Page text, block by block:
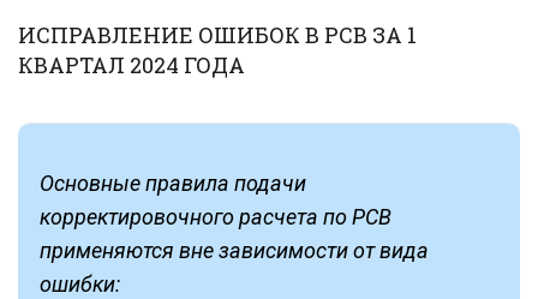
ИСПРАВЛЕНИЕ ОШИБОК В РСВ ЗА 1
КВАРТАЛ 2024 ГОДА
Основные правила подачи
корректировочного расчета по РСВ
применяются вне зависимости от вида
ошибки: